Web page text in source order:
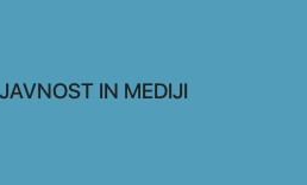
JAVNOST IN MEDIJI